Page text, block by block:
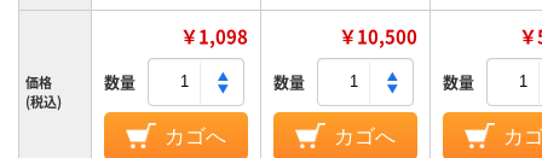
価格
(税込)
￥1,098
数量
カゴへ
￥10,500
数量
カゴへ
数量
カ